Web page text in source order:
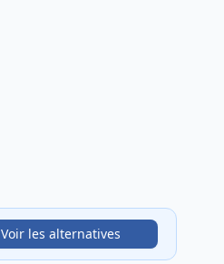
Voir les alternatives